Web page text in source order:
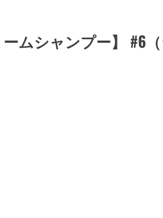
ームシャンプー】 #6